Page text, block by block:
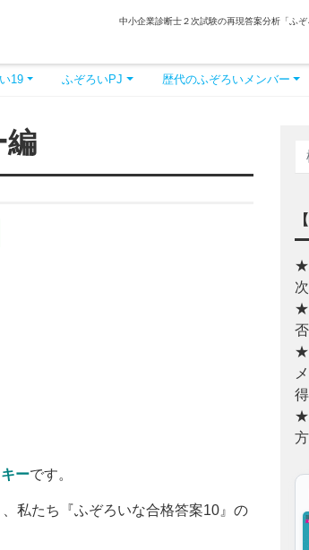
中小企業診断士２次試験の再現答案分析「ふ
19 ふぞろいPJ 歴代のふぞろいメンバー
編
ーです。
私たち『ふぞろいな合格答案10』の
★
★
★